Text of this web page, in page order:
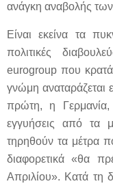
ανάγκη αναβολής
Είναι εκείνα τα
πολιτικές
eurogroup που κρατά
γνώμη αναταράζεται
πρώτη, η Γερμανία,
εγγυήσεις από τα
τηρηθούν τα μέτρα
διαφορετικά «θα
Απριλίου». Κατά τη